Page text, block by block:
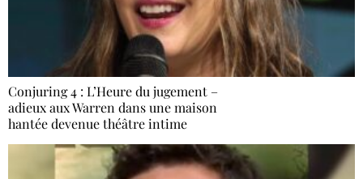
Conjuring 4 : L’Heure du jugement –
adieux aux Warren dans une maison
hantée devenue théâtre intime